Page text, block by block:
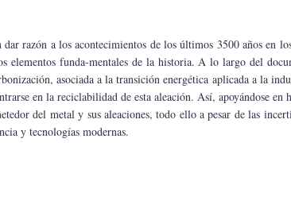
razón a los acontecimientos de los últimos 3500 años en
elementos funda-mentales de la historia. A lo largo del
asociada a la transición energética aplicada a la
en la reciclabilidad de esta aleación. Así, apoyándose en
del metal y sus aleaciones, todo ello a pesar de las
y tecnologías modernas.